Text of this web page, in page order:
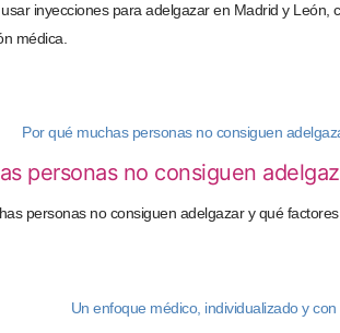
inyecciones para adelgazar en Madrid y
médica.
personas no consiguen
personas no consiguen adelgazar y qué